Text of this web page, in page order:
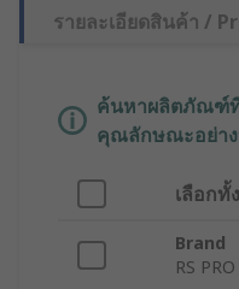
รายละเอียดสินค้า /
ค้นหาผลิตภัณฑ์
คุณลักษณะอย่าง
เลือกทั้
Brand
RS PRO